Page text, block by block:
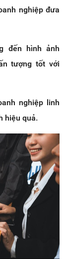
nghiệp đưa
đến hình ảnh
tượng tốt với
nghiệp linh
hiệu quả.